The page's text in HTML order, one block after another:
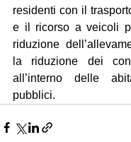
residenti con il
e il ricorso a veicoli
riduzione
la riduzione dei
all’interno delle
pubblici.